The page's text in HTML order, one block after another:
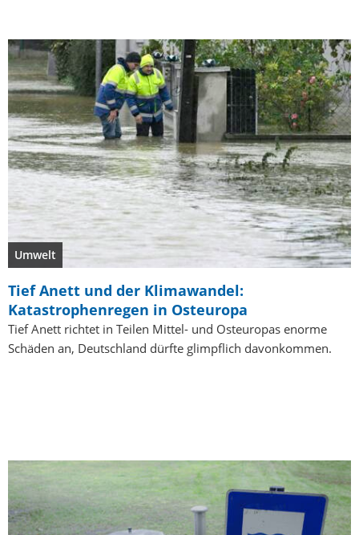
Umwelt
Tief Anett und der Klimawandel:
Katastrophenregen in Osteuropa
Tief Anett richtet in Teilen Mittel- und Osteuropas enorme
Schäden an, Deutschland dürfte glimpflich davonkommen.